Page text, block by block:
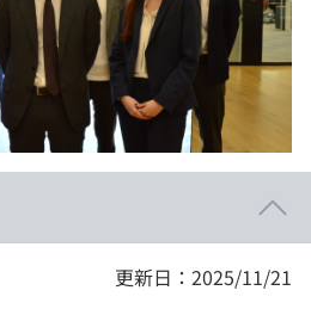
更新日：2025/11/21